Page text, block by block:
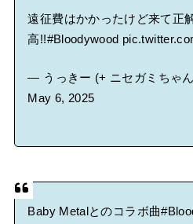
遠征費はかかったけど来て正
高!!#Bloodywood
— うっきー (+ ニセガミちゃ
May 6, 2025
Baby Metalとのコラボ曲